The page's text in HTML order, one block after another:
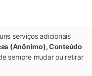
serviços adicionais
(Anônimo), Conteúdo
sempre mudar ou retirar